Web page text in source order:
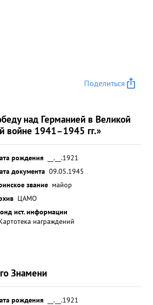
Поделиться
над Германией в Великой
войне 1941–1945 гг.»
рождения
__.__.1921
документа 09.05.1945
звание майор
ЦАМО
ист. информации
награждений
Знамени
рождения
__.__.1921